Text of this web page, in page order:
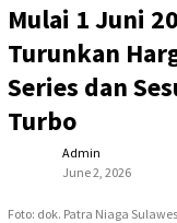
Mulai 1 Juni
Turunkan
Series dan
Turbo
Admin
June 2, 2026
Foto: dok. Patra Niaga